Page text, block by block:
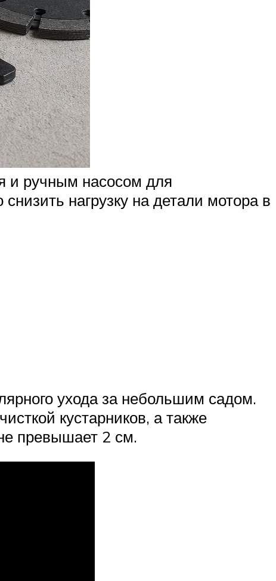
и ручным насосом для
нагрузку на детали мотора в
ухода за небольшим садом.
кустарников, а также
превышает 2 см.